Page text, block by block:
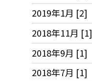
2019年1月 [2]
2018年11月 [1]
2018年9月 [1]
2018年7月 [1]